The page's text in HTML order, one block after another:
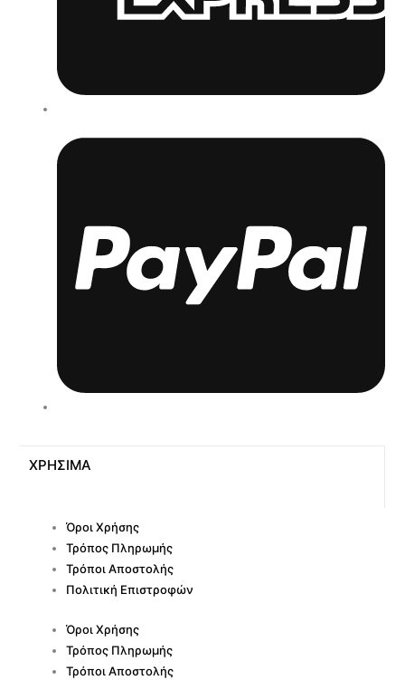
ΧΡΗΣΙΜΑ
Όροι Χρήσης
Τρόπος Πληρωμής
Τρόποι Αποστολής
Πολιτική Επιστροφών
Όροι Χρήσης
Τρόπος Πληρωμής
Τρόποι Αποστολής